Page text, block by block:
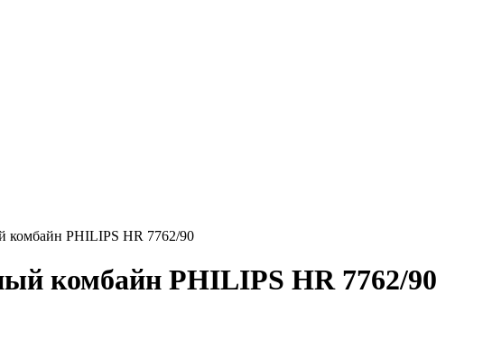
комбайн PHILIPS HR 7762/90
комбайн PHILIPS HR 7762/90